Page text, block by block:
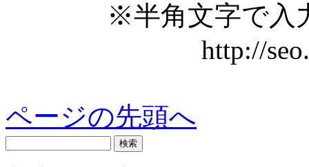
※半角文字で入
http://
ページの先頭へ